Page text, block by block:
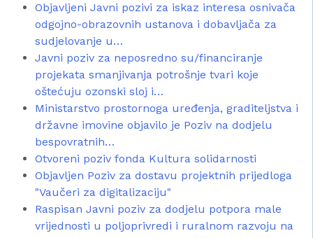
Objavljeni Javni pozivi za iskaz interesa osnivača
odgojno-obrazovnih ustanova i dobavljača za
sudjelovanje u…
Javni poziv za neposredno su/financiranje
projekata smanjivanja potrošnje tvari koje
oštećuju ozonski sloj i…
Ministarstvo prostornoga uređenja, graditeljstva i
državne imovine objavilo je Poziv na dodjelu
bespovratnih…
Otvoreni poziv fonda Kultura solidarnosti
Objavljen Poziv za dostavu projektnih prijedloga
"Vaučeri za digitalizaciju"
Raspisan Javni poziv za dodjelu potpora male
vrijednosti u poljoprivredi i ruralnom razvoju na